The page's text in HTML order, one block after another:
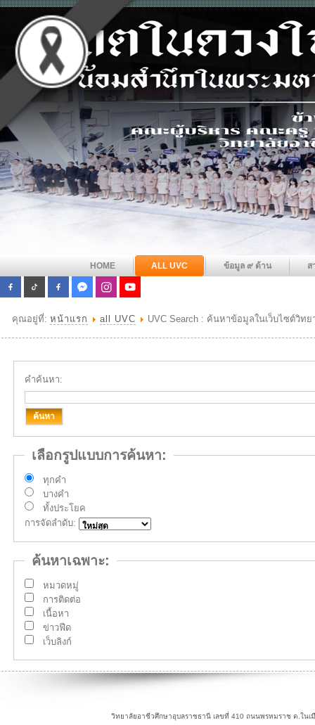
HOME ALL UVC ข้อมูล ๙ ด้าน ส
คุณอยู่ที่: หน้าแรก all UVC UVC Search : ค้นหาข้อมูลในเว็บไซต์วิทย
คำค้นหา:
ค้นหา
เลือกรูปแบบการค้นหา:
ทุกคำ
บางคำ
ทั้งประโยค
การจัดลำดับ:
ค้นหาเฉพาะ:
หมวดหมู่
การติดต่อ
เนื้อหา
ข่าวฟีด
เว็บลิงก์
วิทยาลัยอาชีวศึกษาอุบลราชธานี เลขที่ 410 ถนนพรหมราช ต.ในเ